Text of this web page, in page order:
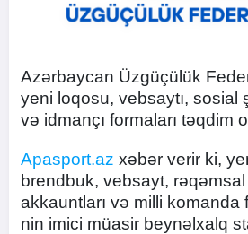
Azərbaycan Üzgüçülük
yeni loqosu, vebsaytı, sosial
və idmançı formaları təqdim
Apasport.az xəbər verir ki,
brendbuk, vebsayt,
akkauntları və milli komanda
nin imici müasir beynəlxalq